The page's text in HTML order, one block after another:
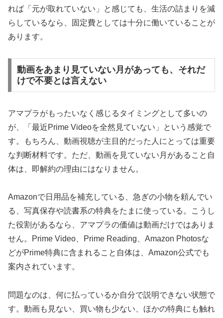
れば「元が取れていない」と感じても、生活の詰まりを減
らしているなら、固定費としては十分に働いていることが
あります。
動画をあまり見ていない月があっても、それだ
けで不要とは言えない
アマプラがもったいなく感じるタイミングとして多いの
が、「最近Prime Videoを全然見ていない」という感覚で
す。もちろん、動画視聴が主目的だった人にとっては重要
な判断材料です。ただ、動画を見ていない月があること自
体は、即解約の理由にはなりません。
Amazonで日用品を補充している、急ぎの小物を頼んでい
る、写真保存や読書系の特典をたまに使っている。こうし
た役割があるなら、アマプラの価値は動画だけではありま
せん。Prime Video、Prime Reading、Amazon Photosな
どがPrime特典に含まれること自体は、Amazon公式でも
案内されています。
問題なのは、何に払っているか自分で説明できない状態で
す。動画も見ない、買い物も少ない、ほかの特典にも触れ